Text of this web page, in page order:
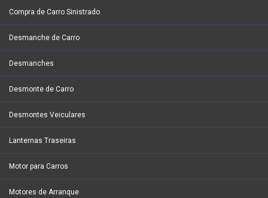
Compra de Carro Sinistrado
Desmanche de Carro
Desmanches
Desmonte de Carro
Desmontes Veiculares
Lanternas Traseiras
Motor para Carros
Motores de Arranque